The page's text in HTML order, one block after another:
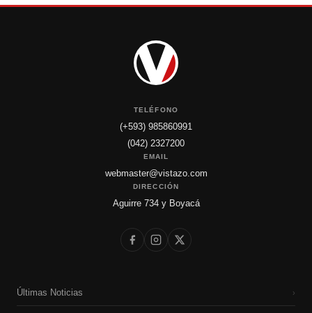
TELÉFONO
(+593) 985860991
(042) 2327200
EMAIL
webmaster@vistazo.com
DIRECCIÓN
Aguirre 734 y Boyacá
Últimas Noticias ›